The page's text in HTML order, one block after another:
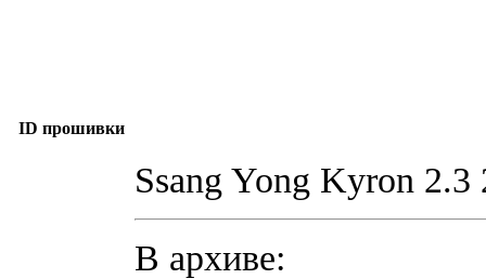
ID прошивки
Ssang Yong Kyron 2.3
В архиве: